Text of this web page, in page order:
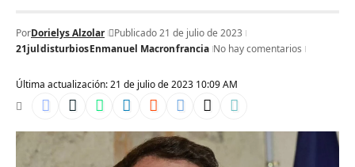
Última actualización: 21 de julio de 2023 10:09 AM
PorDorielys Alzolar
Publicado 21 de julio de 2023
21juldisturbiosEnmanuel Macronfrancia No hay comentarios